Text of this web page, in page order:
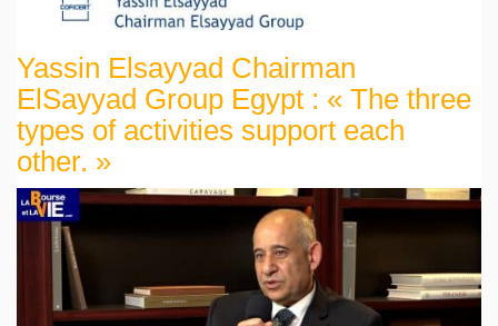
Yassin Elsayyad Chairman
ElSayyad Group Egypt : « The three
types of activities support each
other. »